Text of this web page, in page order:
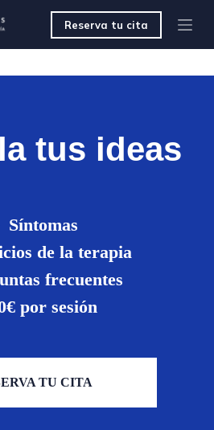
Reserva tu cita
tus ideas
Síntomas
de la terapia
frecuentes
por sesión
TU CITA